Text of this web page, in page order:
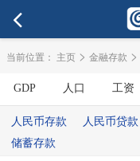
当前位置： 主页 > 金融存款 >
GDP 人口 工资
人民币存款 人民币贷款
储蓄存款